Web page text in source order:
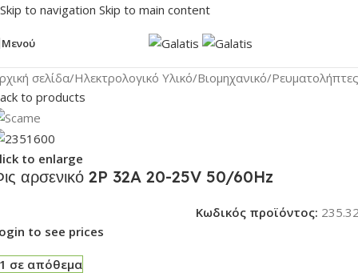
Skip to navigation Skip to main content
Μενού
σελίδα/Ηλεκτρολογικό Υλικό/Βιομηχανικό/Ρευματολήπτες
to products
to enlarge
αρσενικό 2P 32A 20-25V 50/60Hz
Κωδικός προϊόντος:
to see prices
1 σε απόθεμα